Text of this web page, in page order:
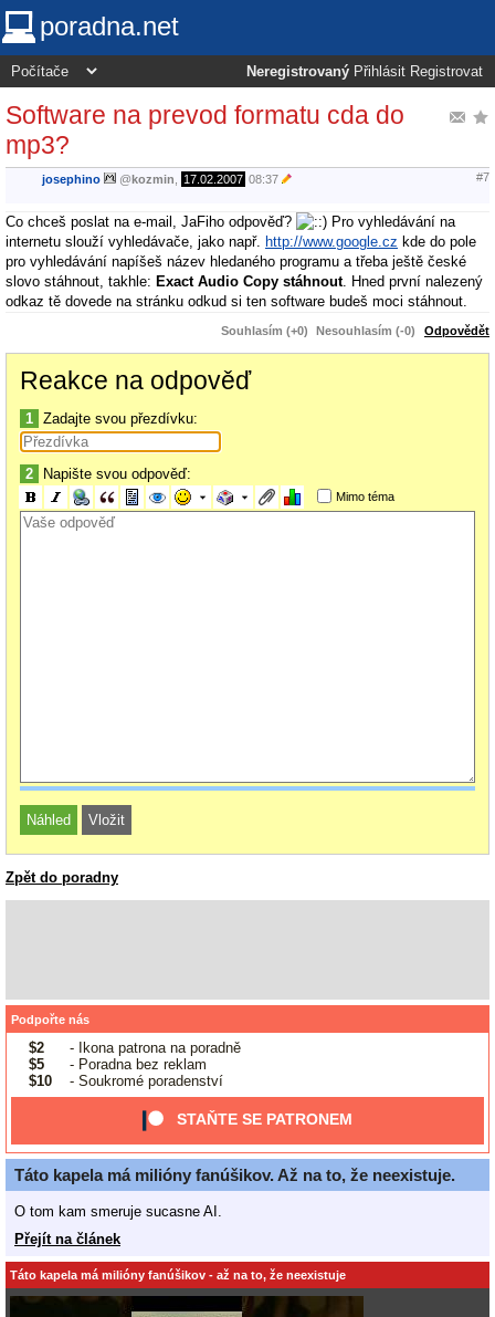
poradna.net
Neregistrovaný Přihlásit Registrovat
Software na prevod formatu cda do
mp3?
josephino @kozmin 17.02.2007 08:37 #7
Co chceš poslat na e-mail, JaFiho odpověď?
Pro vyhledávání na
internetu slouží vyhledávače, jako např. http://www.google.cz kde do pole
pro vyhledávání napíšeš název hledaného programu a třeba ještě české
slovo stáhnout, takhle: Exact Audio Copy stáhnout. Hned první nalezený
odkaz tě dovede na stránku odkud si ten software budeš moci stáhnout.
Souhlasím (+0) Nesouhlasím (-0) Odpovědět
Reakce na odpověď
1 Zadajte svou přezdívku:
2 Napište svou odpověď:
Mimo téma
Zpět do poradny
Podpořte nás
$2
- Ikona patrona na poradně
$5
- Poradna bez reklam
$10
- Soukromé poradenství
STAŇTE SE PATRONEM
Táto kapela má milióny fanúšikov. Až na to, že neexistuje.
O tom kam smeruje sucasne AI.
Přejít na článek
Táto kapela má milióny fanúšikov - až na to, že neexistuje